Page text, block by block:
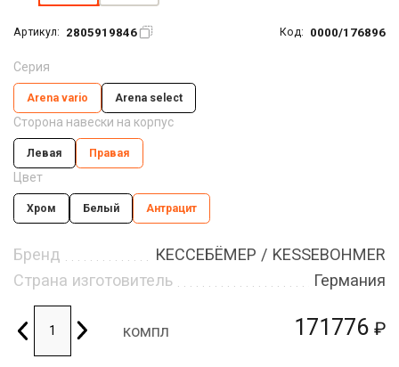
Артикул: 2805919846 Код: 0000/176896
171776 ₽
Серия
Arena vario Arena seleсt
Сторона навески на корпус
Левая Правая
Цвет
Хром Белый Антрацит
Бренд
КЕССЕБЁМЕР / KESSEBOHMER
Страна изготовитель
Германия
компл